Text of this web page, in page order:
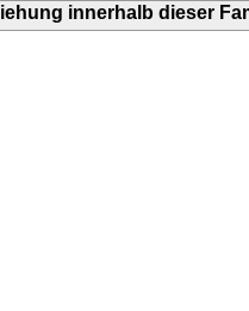
innerhalb dieser